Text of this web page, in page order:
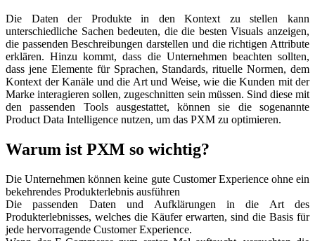
Die Daten der Produkte in den Kontext zu stellen kann
unterschiedliche Sachen bedeuten, die die besten Visuals anzeigen,
die passenden Beschreibungen darstellen und die richtigen Attribute
erklären. Hinzu kommt, dass die Unternehmen beachten sollten,
dass jene Elemente für Sprachen, Standards, rituelle Normen, dem
Kontext der Kanäle und die Art und Weise, wie die Kunden mit der
Marke interagieren sollen, zugeschnitten sein müssen. Sind diese mit
den passenden Tools ausgestattet, können sie die sogenannte
Product Data Intelligence nutzen, um das PXM zu optimieren.
Warum ist PXM so wichtig?
Die Unternehmen können keine gute Customer Experience ohne ein
bekehrendes Produkterlebnis ausführen
Die passenden Daten und Aufklärungen in die Art des
Produkterlebnisses, welches die Käufer erwarten, sind die Basis für
jede hervorragende Customer Experience.